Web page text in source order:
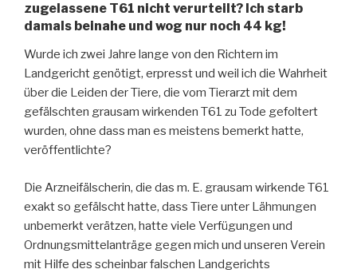
zugelassene T61 nicht verurteilt? Ich starb
damals beinahe und wog nur noch 44 kg!
Wurde ich zwei Jahre lange von den Richtern im
Landgericht genötigt, erpresst und weil ich die Wahrheit
über die Leiden der Tiere, die vom Tierarzt mit dem
gefälschten grausam wirkenden T61 zu Tode gefoltert
wurden, ohne dass man es meistens bemerkt hatte,
veröffentlichte?
Die Arzneifälscherin, die das m. E. grausam wirkende T61
exakt so gefälscht hatte, dass Tiere unter Lähmungen
unbemerkt verätzen, hatte viele Verfügungen und
Ordnungsmittelanträge gegen mich und unseren Verein
mit Hilfe des scheinbar falschen Landgerichts